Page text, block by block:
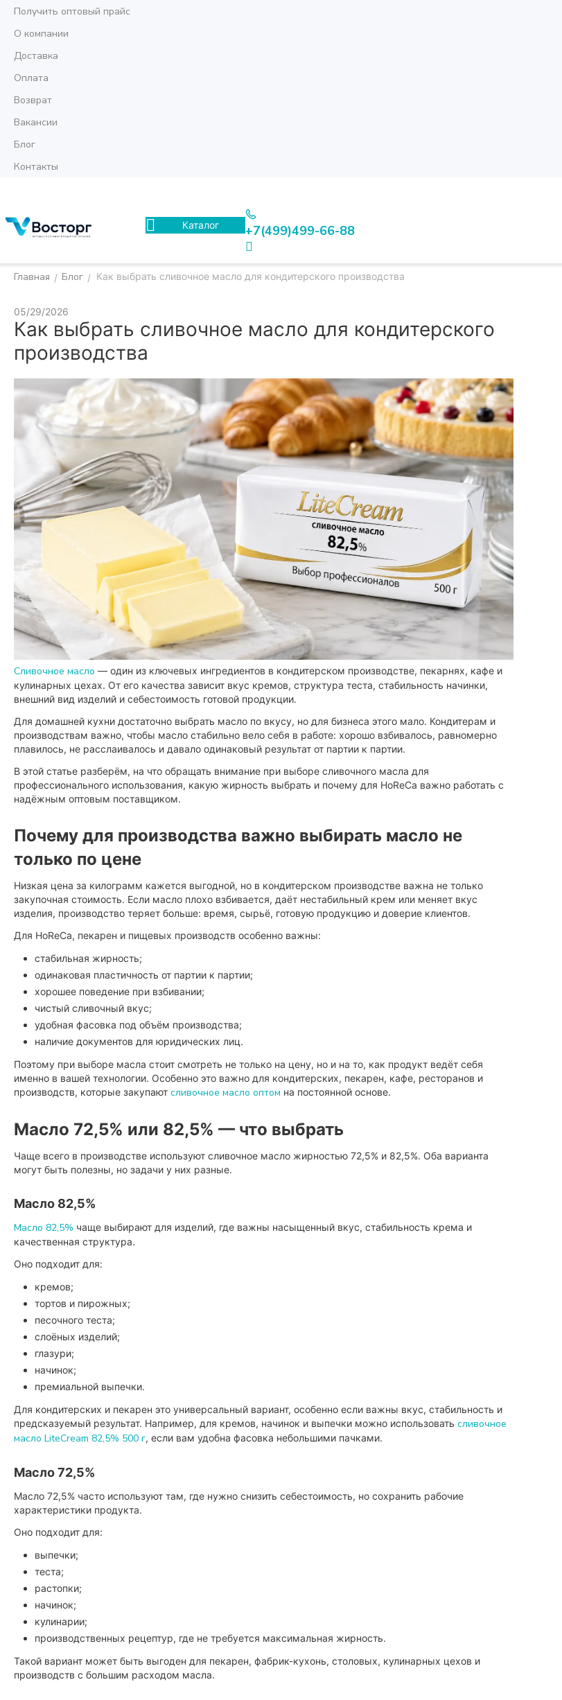
Получить оптовый прайс
О компании
Доставка
Оплата
Возврат
Вакансии
Блог
Контакты
Каталог +7(499)499-66-88
Главная / Блог / Как выбрать сливочное масло для кондитерского производства
05/29/2026
Как выбрать сливочное масло для кондитерского
производства
Сливочное масло — один из ключевых ингредиентов в кондитерском производстве, пекарнях, кафе и
кулинарных цехах. От его качества зависит вкус кремов, структура теста, стабильность начинки,
внешний вид изделий и себестоимость готовой продукции.
Для домашней кухни достаточно выбрать масло по вкусу, но для бизнеса этого мало. Кондитерам и
производствам важно, чтобы масло стабильно вело себя в работе: хорошо взбивалось, равномерно
плавилось, не расслаивалось и давало одинаковый результат от партии к партии.
В этой статье разберём, на что обращать внимание при выборе сливочного масла для
профессионального использования, какую жирность выбрать и почему для HoReCa важно работать с
надёжным оптовым поставщиком.
Почему для производства важно выбирать масло не
только по цене
Низкая цена за килограмм кажется выгодной, но в кондитерском производстве важна не только
закупочная стоимость. Если масло плохо взбивается, даёт нестабильный крем или меняет вкус
изделия, производство теряет больше: время, сырьё, готовую продукцию и доверие клиентов.
Для HoReCa, пекарен и пищевых производств особенно важны:
стабильная жирность;
одинаковая пластичность от партии к партии;
хорошее поведение при взбивании;
чистый сливочный вкус;
удобная фасовка под объём производства;
наличие документов для юридических лиц.
Поэтому при выборе масла стоит смотреть не только на цену, но и на то, как продукт ведёт себя
именно в вашей технологии. Особенно это важно для кондитерских, пекарен, кафе, ресторанов и
производств, которые закупают сливочное масло оптом на постоянной основе.
Масло 72,5% или 82,5% — что выбрать
Чаще всего в производстве используют сливочное масло жирностью 72,5% и 82,5%. Оба варианта
могут быть полезны, но задачи у них разные.
Масло 82,5%
Масло 82,5% чаще выбирают для изделий, где важны насыщенный вкус, стабильность крема и
качественная структура.
Оно подходит для:
кремов;
тортов и пирожных;
песочного теста;
слоёных изделий;
глазури;
начинок;
премиальной выпечки.
Для кондитерских и пекарен это универсальный вариант, особенно если важны вкус, стабильность и
предсказуемый результат. Например, для кремов, начинок и выпечки можно использовать сливочное
масло LiteCream 82,5% 500 г, если вам удобна фасовка небольшими пачками.
Масло 72,5%
Масло 72,5% часто используют там, где нужно снизить себестоимость, но сохранить рабочие
характеристики продукта.
Оно подходит для:
выпечки;
теста;
растопки;
начинок;
кулинарии;
производственных рецептур, где не требуется максимальная жирность.
Такой вариант может быть выгоден для пекарен, фабрик-кухонь, столовых, кулинарных цехов и
производств с большим расходом масла.